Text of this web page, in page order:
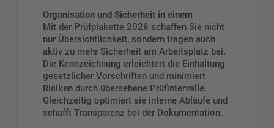
Organisation und Sicherheit in einem
Mit der Prüfplakette 2028 schaffen Sie nicht
nur Übersichtlichkeit, sondern tragen auch
aktiv zu mehr Sicherheit am Arbeitsplatz bei.
Die Kennzeichnung erleichtert die Einhaltung
gesetzlicher Vorschriften und minimiert
Risiken durch übersehene Prüfintervalle.
Gleichzeitig optimiert sie interne Abläufe und
schafft Transparenz bei der Dokumentation.